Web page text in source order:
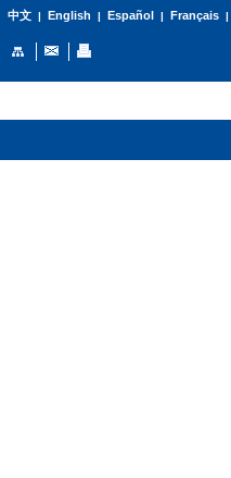
中文| English | Español | Français|